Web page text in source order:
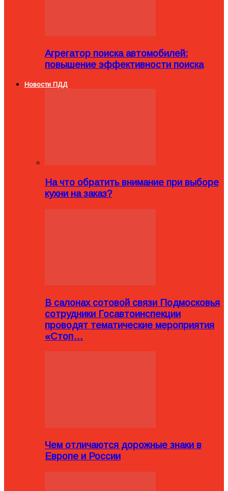
Агрегатор поиска автомобилей:
повышение эффективности поиска
Новости ПДД
На что обратить внимание при выборе
кухни на заказ?
В салонах сотовой связи Подмосковья
сотрудники Госавтоинспекции
проводят тематические мероприятия
«Стоп…
Чем отличаются дорожные знаки в
Европе и России